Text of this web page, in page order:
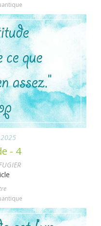
- 4